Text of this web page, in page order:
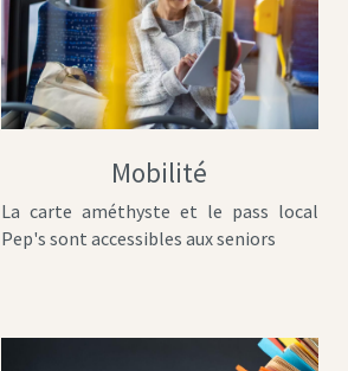
Mobilité
La carte améthyste et le pass local
Pep's sont accessibles aux seniors